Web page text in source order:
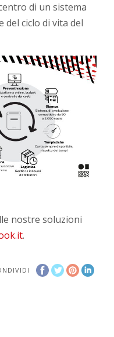
di un sistema
del ciclo di vita del
nostre soluzioni
.